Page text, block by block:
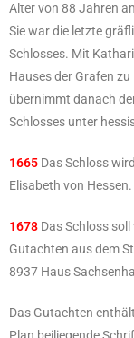
Alter von 88 Jahren
Sie war die letzte
Schlosses. Mit
Hauses der Grafen
übernimmt danach
Schlosses unter
1665 Das Schloss
Elisabeth von Hessen.
1678 Das Schloss
Gutachten aus dem
8937 Haus
Das Gutachten